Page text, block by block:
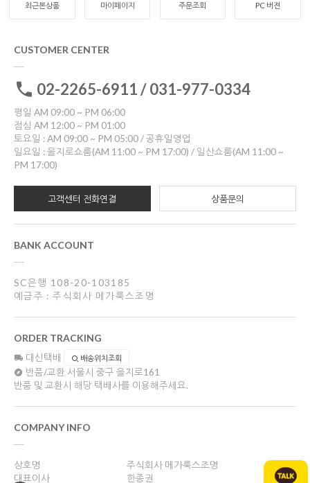
최근본상품 마이페이지 주문조회 PC 버젼
CUSTOMER CENTER
02-2265-6911 / 031-977-0334
평일 AM 09:00 ~ PM 06:00
점심 AM 12:00 ~ PM 01:00
토요일 : AM 09:00 ~ PM 05:00 / 공휴일영업
일요일 : 을지로쇼룸(AM 11:00 ~ PM 17:00) / 일산쇼룸(AM 11:00 ~
PM 17:00)
고객센터 전화연결 상품문의
BANK ACCOUNT
SC은행 108-20-103185
예금주 : 주식회사 메가룩스조명
ORDER TRACKING
대신택배 배송위치조회
반품/교환 서울시 중구 을지로161
반품 및 교환시 해당 택배사를 이용해주세요.
COMPANY INFO
상호명
주식회사 메가룩스조명
대표이사
한종권